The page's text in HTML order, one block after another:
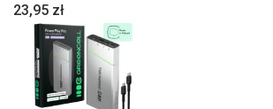
23,95 zł